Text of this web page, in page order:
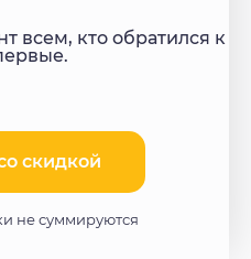
всем, кто обратился к
скидкой​
не суммируются